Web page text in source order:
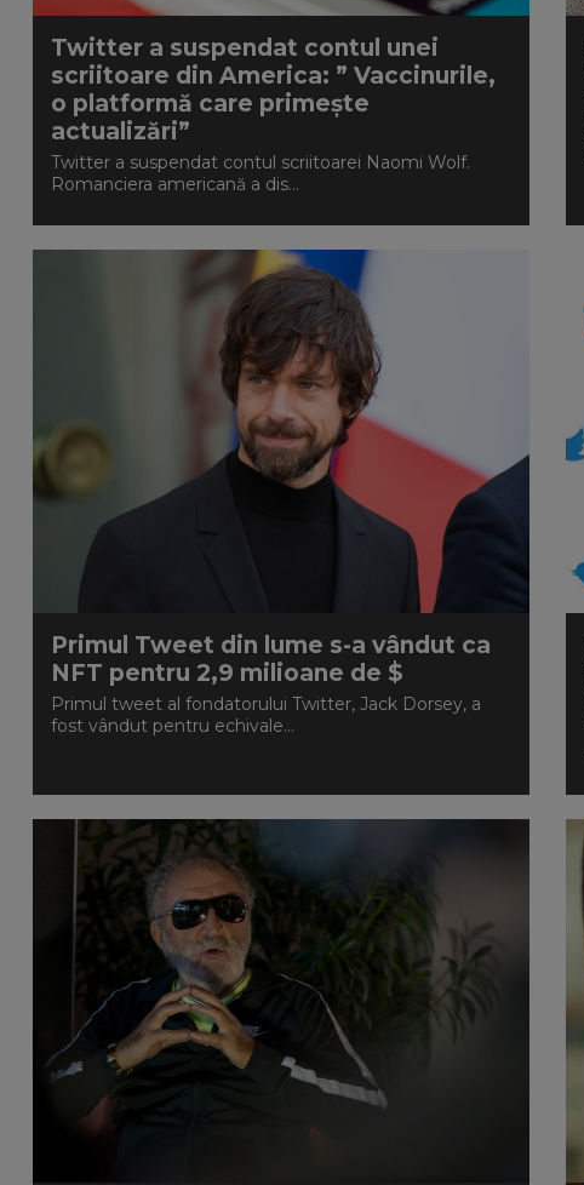
Twitter a suspendat contul unei
scriitoare din America: ” Vaccinurile,
o platformă care primește
actualizări”
Twitter a suspendat contul scriitoarei Naomi Wolf.
Romanciera americană a dis...
Primul Tweet din lume s-a vândut ca
NFT pentru 2,9 milioane de $
Primul tweet al fondatorului Twitter, Jack Dorsey, a
fost vândut pentru echivale...